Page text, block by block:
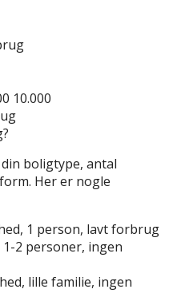
10.000
boligtype, antal
Her er nogle
1 person, lavt forbrug
1-2 personer, ingen
lille familie, ingen